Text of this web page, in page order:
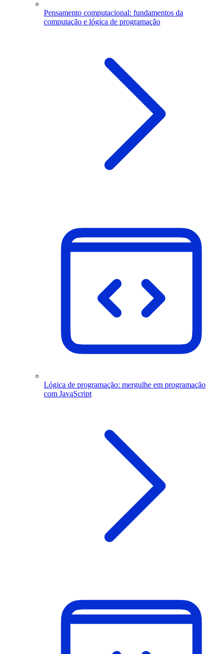
Pensamento computacional: fundamentos da
computação e lógica de programação
Lógica de programação: mergulhe em programação
com JavaScript